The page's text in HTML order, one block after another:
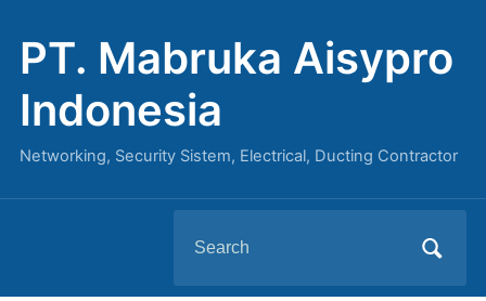
PT. Mabruka Aisypro
Indonesia
Networking, Security Sistem, Electrical, Ducting Contractor
for: